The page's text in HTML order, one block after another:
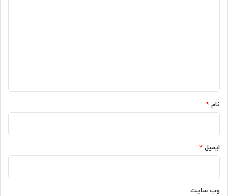
نام *
ایمیل *
وب‌ سایت